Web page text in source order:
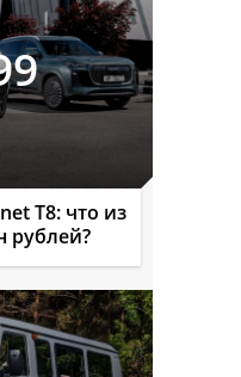
T8: что из
рублей?